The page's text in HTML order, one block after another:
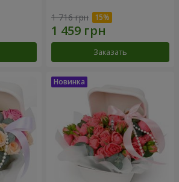
1 716 грн
Заказать